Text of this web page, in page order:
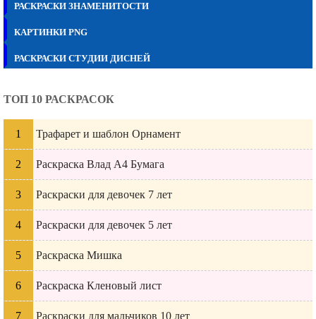
РАСКРАСКИ ЗНАМЕНИТОСТИ
КАРТИНКИ PNG
РАСКРАСКИ СТУДИИ ДИСНЕЙ
ТОП 10 РАСКРАСОК
Трафарет и шаблон Орнамент
Раскраска Влад А4 Бумага
Раскраски для девочек 7 лет
Раскраски для девочек 5 лет
Раскраска Мишка
Раскраска Кленовый лист
Раскраски для мальчиков 10 лет